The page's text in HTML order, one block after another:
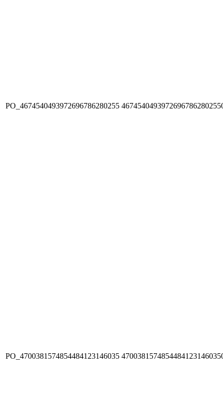
PO_4674540493972696786280255
PO_4700381574854484123146035